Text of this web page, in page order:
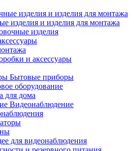
изделия и изделия для монтажа
изделия
и аксессуары
Бытовые приборы
оборудование
для дома
Видеонаблюдение
для видеонаблюдения